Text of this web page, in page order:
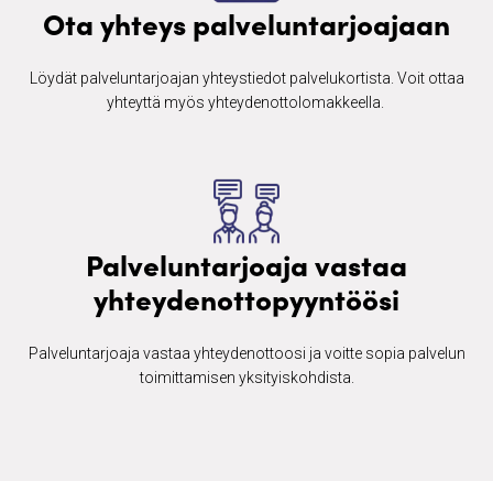
Ota yhteys palveluntarjoajaan
Löydät palveluntarjoajan yhteystiedot palvelukortista. Voit ottaa
yhteyttä myös yhteydenottolomakkeella. ​
Palveluntarjoaja vastaa
yhteydenottopyyntöösi
Palveluntarjoaja vastaa yhteydenottoosi ja voitte sopia palvelun
toimittamisen yksityiskohdista.